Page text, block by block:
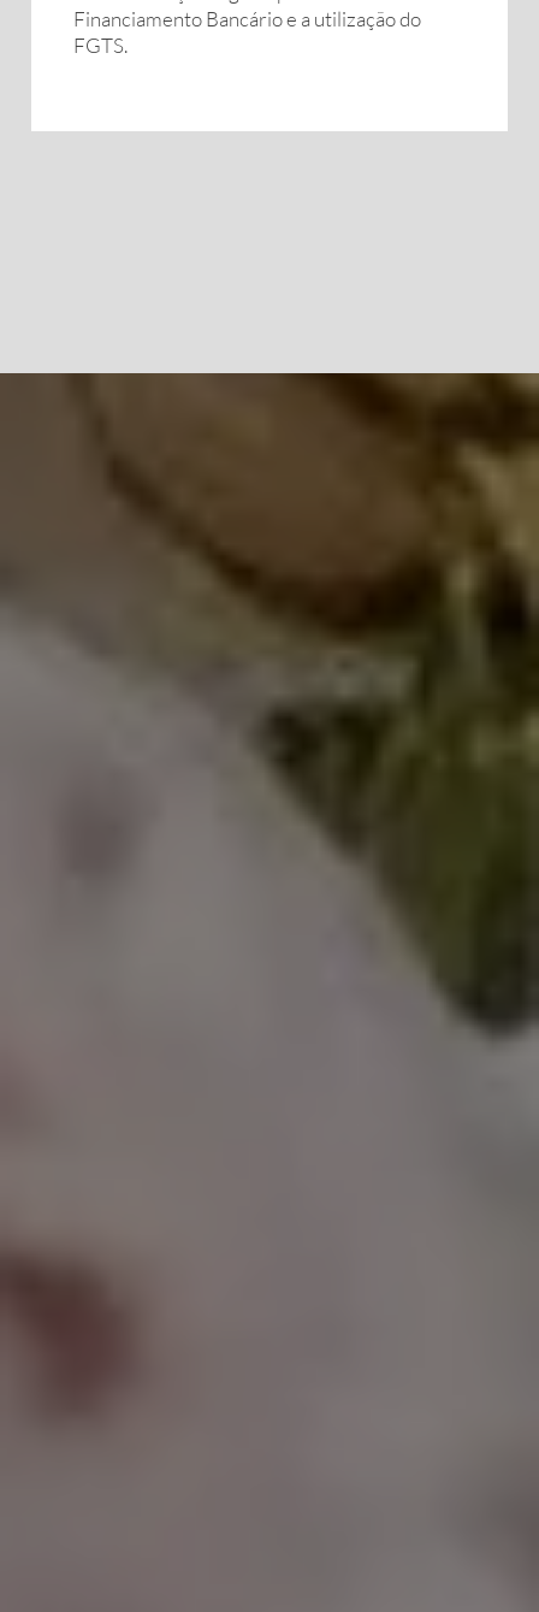
Financiamento Bancário e a utilização do
FGTS.